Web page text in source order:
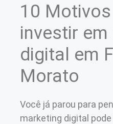
10
investir
digital em
Morato
Você já parou para
marketing digital